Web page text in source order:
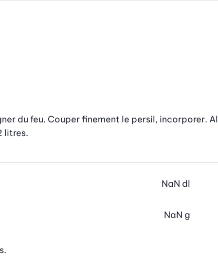
du feu. Couper finement le persil, incorporer.
litres.
NaN dl
NaN g